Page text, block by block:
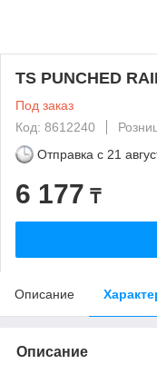
TS PUNCHED
Под заказ
Код: 8612240
Отправка с 21
6 177 ₸
Описание
Описание